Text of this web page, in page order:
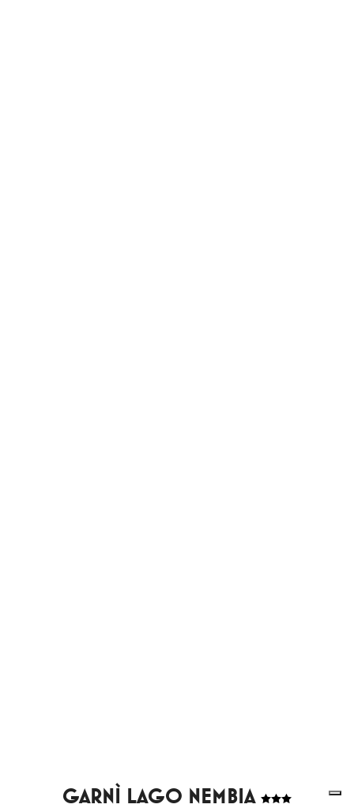
GARNÌ LAGO NEMBIA